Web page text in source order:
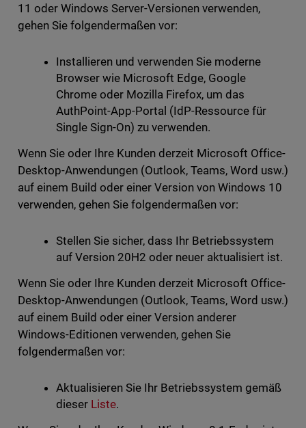
11 oder Windows Server-Versionen verwenden,
gehen Sie folgendermaßen vor:
Installieren und verwenden Sie moderne
Browser wie Microsoft Edge, Google
Chrome oder Mozilla Firefox, um das
AuthPoint-App-Portal (IdP-Ressource für
Single Sign-On) zu verwenden.
Wenn Sie oder Ihre Kunden derzeit Microsoft Office-
Desktop-Anwendungen (Outlook, Teams, Word usw.)
auf einem Build oder einer Version von Windows 10
verwenden, gehen Sie folgendermaßen vor:
Stellen Sie sicher, dass Ihr Betriebssystem
auf Version 20H2 oder neuer aktualisiert ist.
Wenn Sie oder Ihre Kunden derzeit Microsoft Office-
Desktop-Anwendungen (Outlook, Teams, Word usw.)
auf einem Build oder einer Version anderer
Windows-Editionen verwenden, gehen Sie
folgendermaßen vor:
Aktualisieren Sie Ihr Betriebssystem gemäß
dieser Liste.